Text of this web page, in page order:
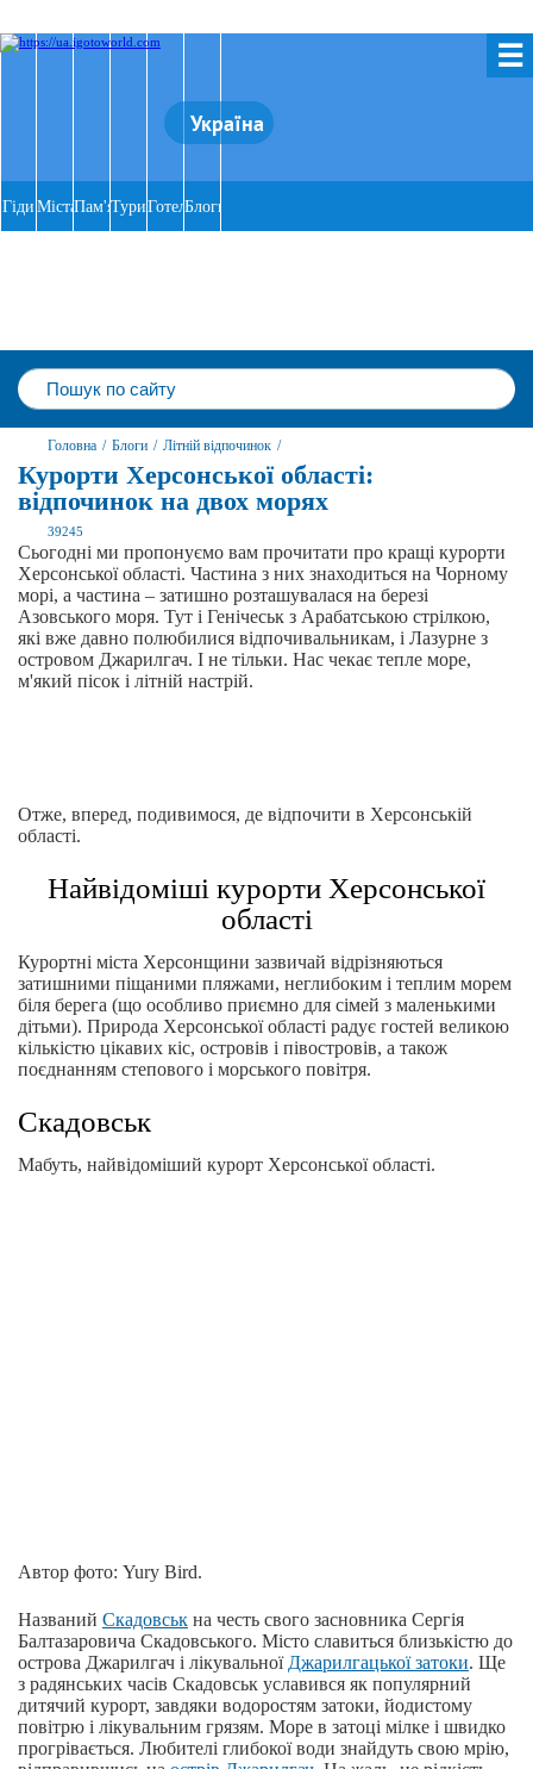
☰
Україна
Гіди МістаПам'ятки
ТуриГотеліБлоги
Головна / Блоги / Літній відпочинок /
Курорти Херсонської області:
відпочинок на двох морях
39245
Сьогодні ми пропонуємо вам прочитати про кращі курорти
Херсонської області. Частина з них знаходиться на Чорному
морі, а частина – затишно розташувалася на березі
Азовського моря. Тут і Генічеськ з Арабатською стрілкою,
які вже давно полюбилися відпочивальникам, і Лазурне з
островом Джарилгач. І не тільки. Нас чекає тепле море,
м'який пісок і літній настрій.
Отже, вперед, подивимося, де відпочити в Херсонській
області.
Найвідоміші курорти Херсонської
області
Курортні міста Херсонщини зазвичай відрізняються
затишними піщаними пляжами, неглибоким і теплим морем
біля берега (що особливо приємно для сімей з маленькими
дітьми). Природа Херсонської області радує гостей великою
кількістю цікавих кіс, островів і півостровів, а також
поєднанням степового і морського повітря.
Скадовськ
Мабуть, найвідоміший курорт Херсонської області.
Автор фото: Yury Bird.
Названий Скадовськ на честь свого засновника Сергія
Балтазаровича Скадовського. Місто славиться близькістю до
острова Джарилгач і лікувальної Джарилгацької затоки. Ще
з радянських часів Скадовськ уславився як популярний
дитячий курорт, завдяки водоростям затоки, йодистому
повітрю і лікувальним грязям. Море в затоці мілке і швидко
прогрівається. Любителі глибокої води знайдуть свою мрію,